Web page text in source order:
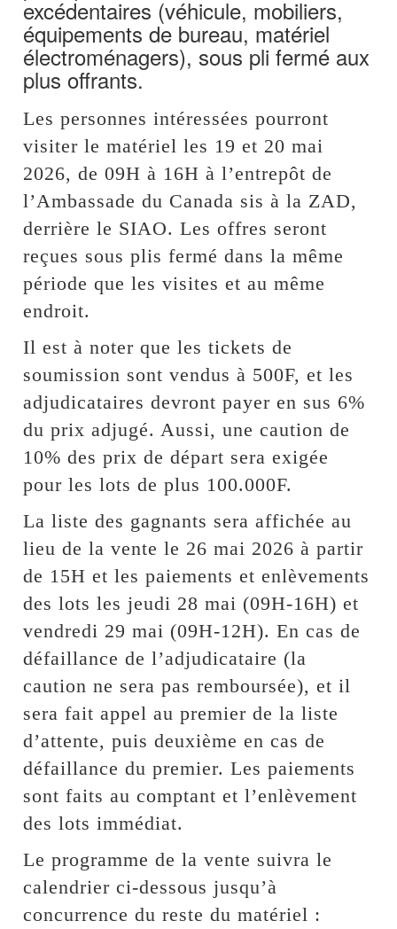
excédentaires (véhicule, mobiliers,
équipements de bureau, matériel
électroménagers), sous pli fermé aux
plus offrants.
Les personnes intéressées pourront
visiter le matériel les 19 et 20 mai
2026, de 09H à 16H à l’entrepôt de
l’Ambassade du Canada sis à la ZAD,
derrière le SIAO. Les offres seront
reçues sous plis fermé dans la même
période que les visites et au même
endroit.
Il est à noter que les tickets de
soumission sont vendus à 500F, et les
adjudicataires devront payer en sus 6%
du prix adjugé. Aussi, une caution de
10% des prix de départ sera exigée
pour les lots de plus 100.000F.
La liste des gagnants sera affichée au
lieu de la vente le 26 mai 2026 à partir
de 15H et les paiements et enlèvements
des lots les jeudi 28 mai (09H-16H) et
vendredi 29 mai (09H-12H). En cas de
défaillance de l’adjudicataire (la
caution ne sera pas remboursée), et il
sera fait appel au premier de la liste
d’attente, puis deuxième en cas de
défaillance du premier. Les paiements
sont faits au comptant et l’enlèvement
des lots immédiat.
Le programme de la vente suivra le
calendrier ci-dessous jusqu’à
concurrence du reste du matériel :